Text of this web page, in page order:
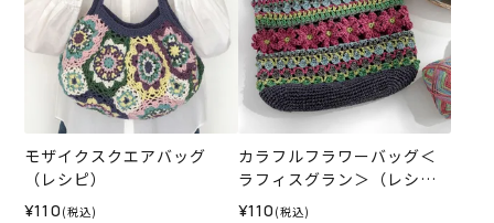
モザイクスクエアバッグ
（レシピ）
¥110 (税込)
カラフルフラワーバッグ＜
ラフィスグラン＞（レシ
ピ）
¥110 (税込)